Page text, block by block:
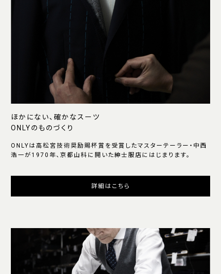
ほかにない、確かなスーツ
ONLYのものづくり
ONLYは高松宮技術奨励賜杯賞を受賞したマスターテーラー・中西
浩一が1970年、京都山科に開いた紳士服店にはじまります。
詳細はこちら